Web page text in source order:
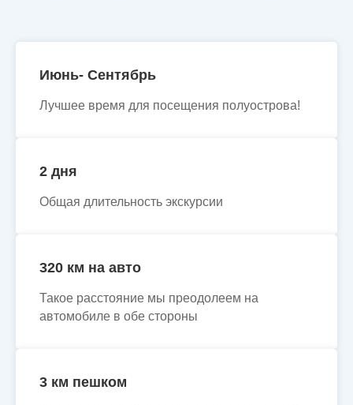
Июнь- Сентябрь
Лучшее время для посещения полуострова!
2 дня
Общая длительность экскурсии
320 км на авто
Такое расстояние мы преодолеем на
автомобиле в обе стороны
3 км пешком